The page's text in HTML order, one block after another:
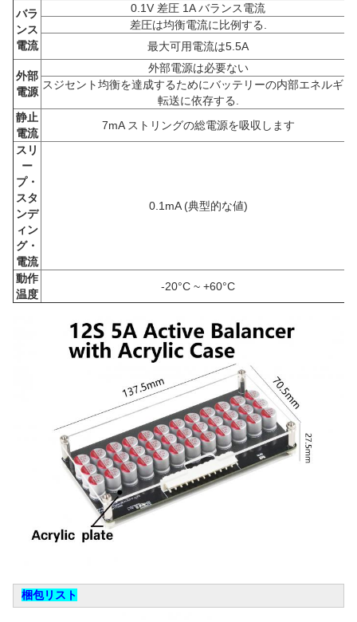
バラ
ンス
電流
0.1V 差圧 1A バランス電流
差圧は均衡電流に比例する.
最大可用電流は5.5A
外部
電源
外部電源は必要ない
スジセント均衡を達成するためにバッテリーの内部エネルギー
転送に依存する.
静止
電流
7mA ストリングの総電源を吸収します
スリ
ー
プ・
スタ
ンデ
ィン
グ・
電流
0.1mA (典型的な値)
動作
温度
-20°C ~ +60°C
梱包リスト